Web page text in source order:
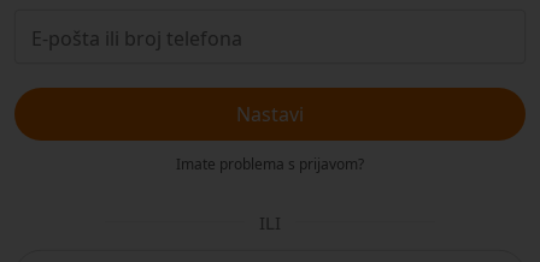
Nastavi
Imate problema s prijavom?
ILI